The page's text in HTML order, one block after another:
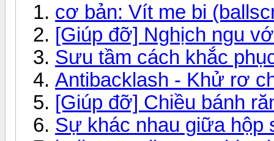
cơ bản: Vít me bi
[Giúp đỡ] Nghịch ngu
Sưu tầm cách khắc
Antibacklash - Khử rơ
[Giúp đỡ] Chiều bánh
Sự khác nhau giữa hộp